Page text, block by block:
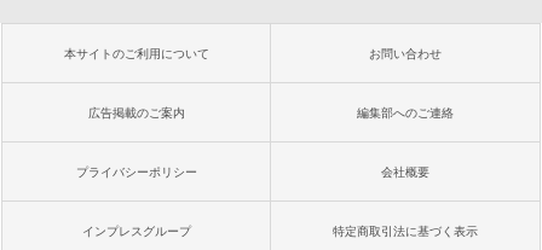
本サイトのご利用について お問い合わせ
広告掲載のご案内 編集部へのご連絡
プライバシーポリシー 会社概要
インプレスグループ 特定商取引法に基づく表示